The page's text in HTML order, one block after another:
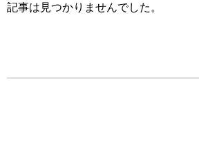
記事は見つかりませんでした。